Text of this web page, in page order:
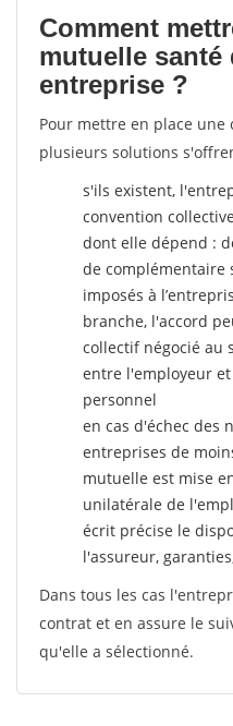
Comment
mutuelle santé
entreprise ?
Pour mettre en place
plusieurs solutions
s'ils existent,
convention
dont elle dépend :
de complémentaire
imposés à
branche, l'accord
collectif négocié au
entre l'employeur
personnel
en cas d'échec des
entreprises de
mutuelle est mise
unilatérale de
écrit précise le
l'assureur,
Dans tous les cas
contrat et en assure le
qu'elle a sélectionné.